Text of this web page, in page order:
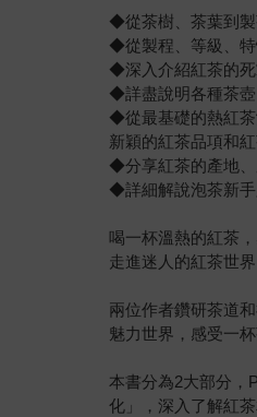
◆從茶樹、茶葉到製
◆從製程、等級、特
◆深入介紹紅茶的死
◆詳盡說明各種茶壺
◆從最基礎的熱紅茶
新穎的紅茶品項和紅
◆分享紅茶的產地、
◆詳細解說泡茶新手
喝一杯溫熱的紅茶
走進迷人的紅茶世
兩位作者鑽研茶道
魅力世界，感受一
本書分為2大部分，
化」，深入了解紅